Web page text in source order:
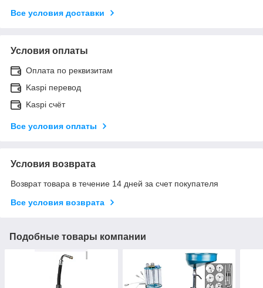
Все условия доставки
Условия оплаты
Оплата по реквизитам
Kaspi перевод
Kaspi счёт
Все условия оплаты
Условия возврата
Возврат товара в течение 14 дней за счет покупателя
Все условия возврата
Подобные товары компании